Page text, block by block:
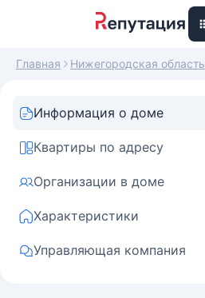
Главная Нижегородская область
Информация о доме
Квартиры по адресу
Организации в доме
Характеристики
Управляющая компания